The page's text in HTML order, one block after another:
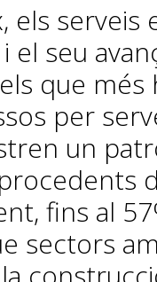
els serveis
el seu
que
per
un
fins al
sectors